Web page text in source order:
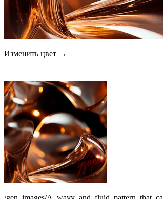
Изменить цвет →